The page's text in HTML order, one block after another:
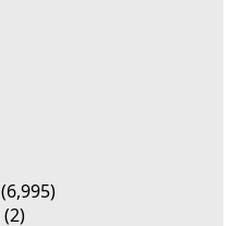
(6,995)
(2)